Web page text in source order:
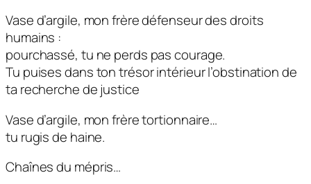
Vase d’argile, mon frère défenseur des droits
humains :
pourchassé, tu ne perds pas courage.
Tu puises dans ton trésor intérieur l’obstination de
ta recherche de justice
Vase d’argile, mon frère tortionnaire…
tu rugis de haine.
Chaînes du mépris…